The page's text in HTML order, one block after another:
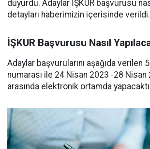
duyurdu. Adaylar İŞKUR başvurusu
detayları haberimizin içerisinde verildi.
İŞKUR Başvurusu Nasıl
Adaylar başvurularını aşağıda verilen
numarası ile 24 Nisan 2023 -28
arasında elektronik ortamda